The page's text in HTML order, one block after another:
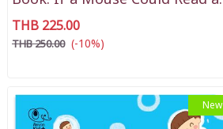
Book
THB 225.00
THB 250.00 (-10%)
New